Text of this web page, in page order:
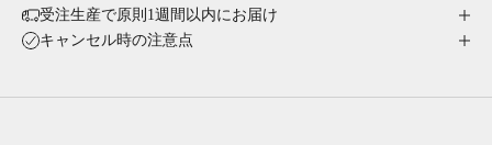
受注生産で原則1週間以内にお届け
キャンセル時の注意点